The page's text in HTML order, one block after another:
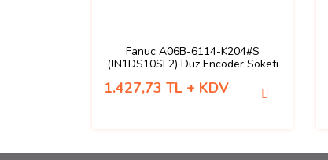
Fanuc A06B-6114-K204#S
(JN1DS10SL2) Düz Encoder Soketi
1.427,73 TL + KDV